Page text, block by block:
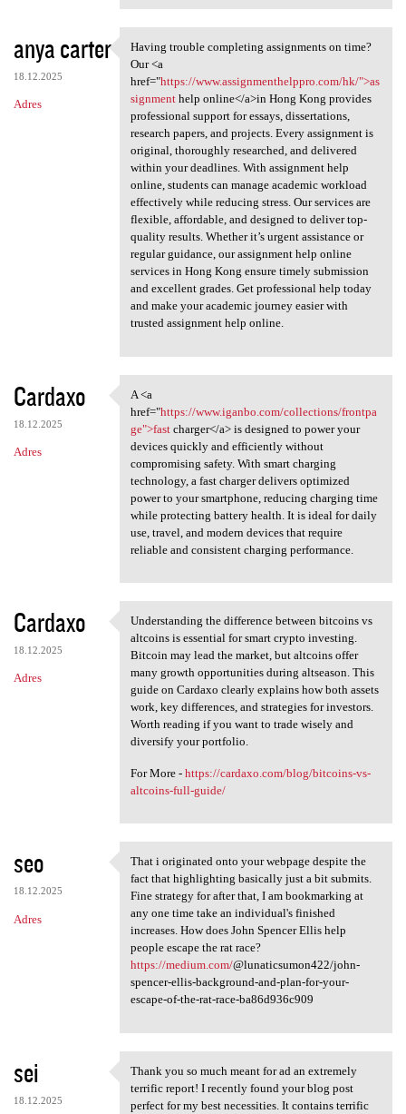
anya carter
18.12.2025
Adres
Having trouble completing
Having trouble completing assignments on time?
Our <a
href="https://www.assignmenthelppro.com/hk/">as
signmenthelp online</a>in Hong Kong provides
professional support for essays, dissertations,
research papers, and projects. Every assignment is
original, thoroughly researched, and delivered
within your deadlines. With assignment help
online, students can manage academic workload
effectively while reducing stress. Our services are
flexible, affordable, and designed to deliver top-
quality results. Whether it’s urgent assistance or
regular guidance, our assignment help online
services in Hong Kong ensure timely submission
and excellent grades. Get professional help today
and make your academic journey easier with
trusted assignment help online.
Cardaxo
18.12.2025
Adres
A <a href="https://www.iganbo
A <a
href="https://www.iganbo.com/collections/frontpa
ge">fastcharger</a> is designed to power your
devices quickly and efficiently without
compromising safety. With smart charging
technology, a fast charger delivers optimized
power to your smartphone, reducing charging time
while protecting battery health. It is ideal for daily
use, travel, and modern devices that require
reliable and consistent charging performance.
Cardaxo
18.12.2025
Adres
Understanding the difference
Understanding the difference between bitcoins vs
altcoins is essential for smart crypto investing.
Bitcoin may lead the market, but altcoins offer
many growth opportunities during altseason. This
guide on Cardaxo clearly explains how both assets
work, key differences, and strategies for investors.
Worth reading if you want to trade wisely and
diversify your portfolio.
For More - https://cardaxo.com/blog/bitcoins-vs-
altcoins-full-guide/
seo
18.12.2025
Adres
That i originated onto your
That i originated onto your webpage despite the
fact that highlighting basically just a bit submits.
Fine strategy for after that, I am bookmarking at
any one time take an individual's finished
increases. How does John Spencer Ellis help
people escape the rat race?
https://medium.com/@lunaticsumon422/john-
spencer-ellis-background-and-plan-for-your-
escape-of-the-rat-race-ba86d936c909
sei
18.12.2025
Thank you so much meant for
Thank you so much meant for ad an extremely
terrific report! I recently found your blog post
perfect for my best necessities. It contains terrific